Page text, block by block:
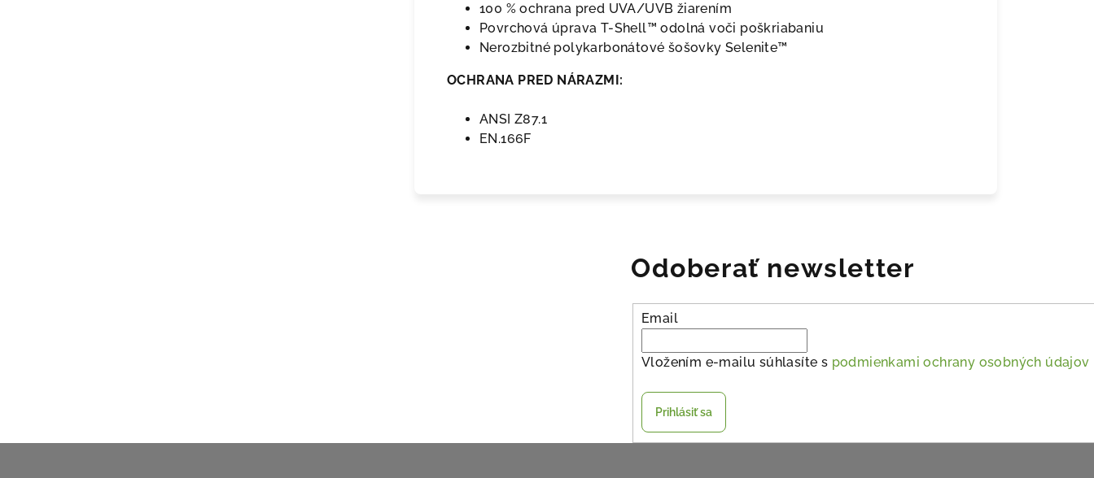
100 % ochrana pred UVA/UVB žiarením
Povrchová úprava T-Shell™ odolná voči poškriabaniu
Nerozbitné polykarbonátové šošovky Selenite™
OCHRANA PRED NÁRAZMI:
ANSI Z87.1
EN.166F
Odoberať newsletter
Email
Vložením e-mailu súhlasíte s podmienkami ochrany osobných údajov
Prihlásiť sa